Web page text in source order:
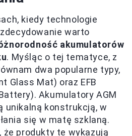
kiedy technologie
warto
akumulatorów
. Myśląc o tej tematyce, z
dwa popularne typy,
Glass Mat) oraz EFB
Akumulatory AGM
unikalną konstrukcją, w
się w matę szklaną.
że produkty te wykazują